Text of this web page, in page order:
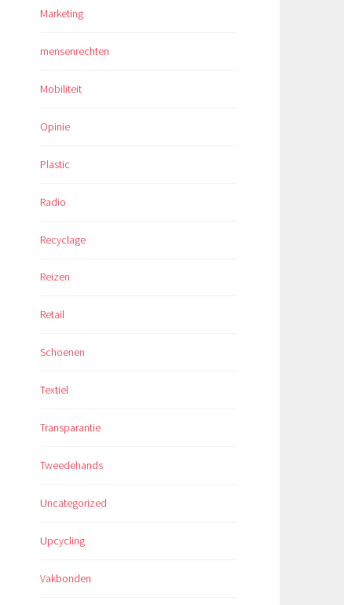
Marketing
mensenrechten
Mobiliteit
Opinie
Plastic
Radio
Recyclage
Reizen
Retail
Schoenen
Textiel
Transparantie
Tweedehands
Uncategorized
Upcycling
Vakbonden